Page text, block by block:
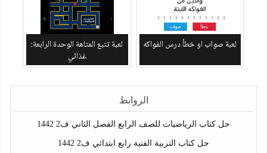
لعبة صواب او خطأ درس الفواكه
لعبة تتبع المتاهة الوحدة الرابعة:
غذائي
الروابط
حل كتاب الرياضيات للصف الرابع الفصل الثاني ف2 1442
حل كتاب التربية الفنية رابع ابتدائي ف2 1442